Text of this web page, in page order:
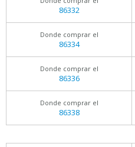
86332
Donde comprar el
86334
Donde comprar el
86336
Donde comprar el
86338